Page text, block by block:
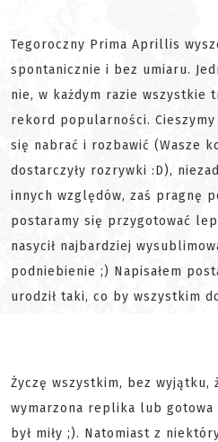
Tegoroczny Prima Aprillis
spontanicznie i bez umiaru.
nie, w każdym razie wszystkie
rekord popularności.
się nabrać i rozbawić (Wasze
dostarczyły rozrywki :D),
innych względów, zaś pragnę
postaramy się przygotować
nasycił najbardziej
podniebienie ;) Napisałem
urodził taki, co by wszystkim
Życzę wszystkim, bez wyjątku,
wymarzona replika lub gotowa
był miły ;). Natomiast z